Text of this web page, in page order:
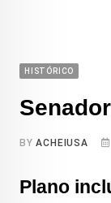
HISTÓRICO
BYACHEIUSA
Plano